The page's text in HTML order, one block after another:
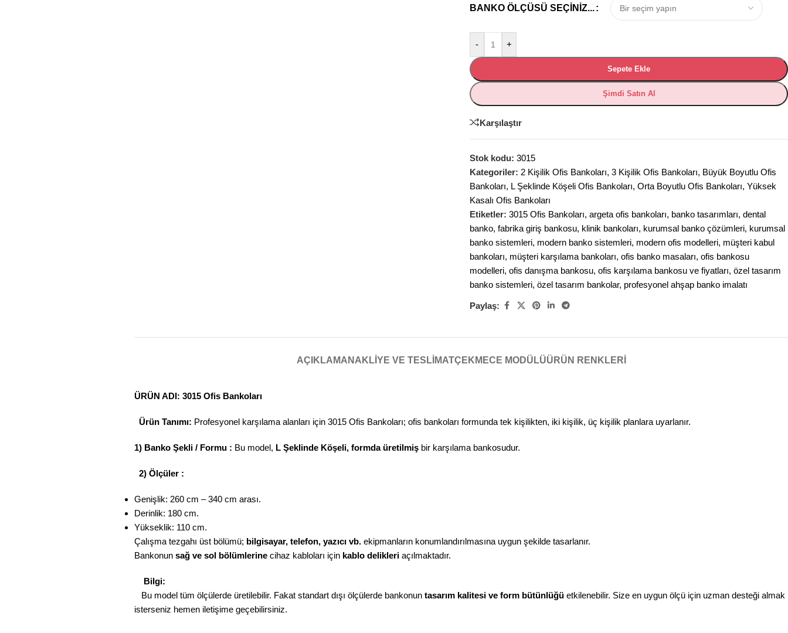
BANKO ÖLÇÜSÜ SEÇINIZ...
- +
Sepete Ekle
Şimdi Satın Al
Karşılaştır
Stok kodu:3015
Kategoriler: 2 Kişilik Ofis Bankoları, 3 Kişilik Ofis Bankoları, Büyük Boyutlu Ofis
Bankoları, L Şeklinde Köşeli Ofis Bankoları, Orta Boyutlu Ofis Bankoları, Yüksek
Kasalı Ofis Bankoları
Etiketler: 3015 Ofis Bankoları, argeta ofis bankoları, banko tasarımları, dental
banko, fabrika giriş bankosu, klinik bankoları, kurumsal banko çözümleri, kurumsal
banko sistemleri, modern banko sistemleri, modern ofis modelleri, müşteri kabul
bankoları, müşteri karşılama bankoları, ofis banko masaları, ofis bankosu
modelleri, ofis danışma bankosu, ofis karşılama bankosu ve fiyatları, özel tasarım
banko sistemleri, özel tasarım bankolar, profesyonel ahşap banko imalatı
Paylaş:
AÇIKLAMA NAKLIYE VE TESLIMATÇEKMECE MODÜLÜÜRÜN RENKLERI
ÜRÜN ADI: 3015 Ofis Bankoları
Ürün Tanımı: Profesyonel karşılama alanları için 3015 Ofis Bankoları; ofis bankoları formunda tek kişilikten, iki kişilik, üç kişilik planlara uyarlanır.
1) Banko Şekli / Formu : Bu model, L Şeklinde Köşeli, formda üretilmiş bir karşılama bankosudur.
2) Ölçüler :
Genişlik: 260 cm – 340 cm arası.
Derinlik: 180 cm.
Yükseklik: 110 cm.
Çalışma tezgahı üst bölümü; bilgisayar, telefon, yazıcı vb. ekipmanların konumlandırılmasına uygun şekilde tasarlanır.
Bankonun sağ ve sol bölümlerine cihaz kabloları için kablo delikleri açılmaktadır.
Bilgi:
Bu model tüm ölçülerde üretilebilir. Fakat standart dışı ölçülerde bankonun tasarım kalitesi ve form bütünlüğü etkilenebilir. Size en uygun ölçü için uzman desteği almak
isterseniz hemen iletişime geçebilirsiniz.